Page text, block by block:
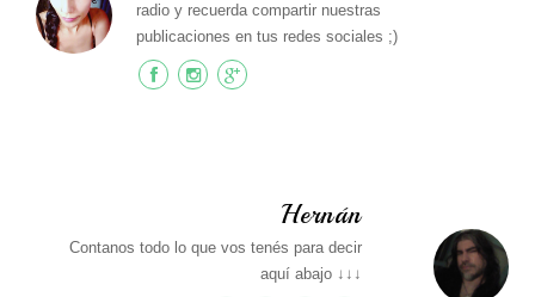
radio y recuerda compartir nuestras
publicaciones en tus redes sociales ;)
Hernán
Contanos todo lo que vos tenés para decir
aquí abajo ↓↓↓